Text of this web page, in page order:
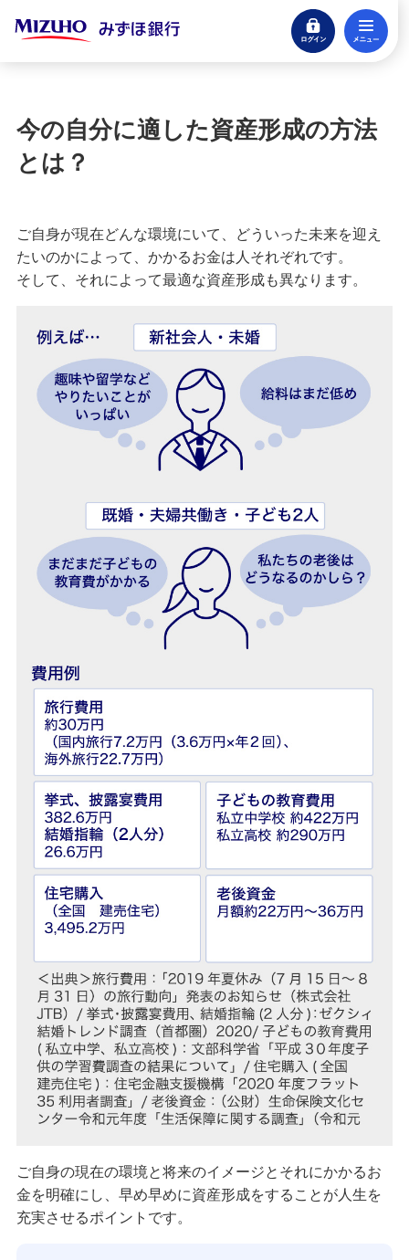
ログイン
閉じる
資産形成サポート
資産形成が必要な理由とは？
資産形成の始め方
個人のお客さま向けコンサルティング
自分の未来を考えてみる
資産形成・資産運用セミナー
個人のお客さま向けコンサルティング
お客さまサポート
困ったときは・よくあるご質問
みずほ銀行について
今の自分に適した資産形成の方法
とは？
ご自身が現在どんな環境にいて、どういった未来を迎え
たいのかによって、かかるお金は人それぞれです。
そして、それによって最適な資産形成も異なります。
ご自身の現在の環境と将来のイメージとそれにかかるお
金を明確にし、早め早めに資産形成をすることが人生を
充実させるポイントです。